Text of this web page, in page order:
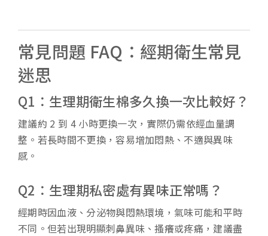
常見問題 FAQ：經期衛生常見
迷思
Q1：生理期衛生棉多久換一次比較好？
建議約 2 到 4 小時更換一次，實際仍需依經血量調
整。若長時間不更換，容易增加悶熱、不適與異味
感。
Q2：生理期私密處有異味正常嗎？
經期時因血液、分泌物與悶熱環境，氣味可能和平時
不同。但若出現明顯刺鼻異味、搔癢或疼痛，建議盡